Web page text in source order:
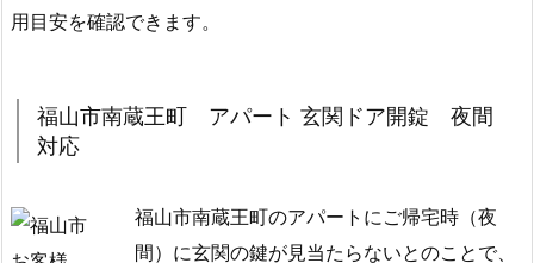
ル
5.
島
県
用目安を確認できます。
福山市南蔵王町 アパート 玄関ドア開錠 夜間
対応
福山市南蔵王町のアパートにご帰宅時（夜
間）に玄関の鍵が見当たらないとのことで、